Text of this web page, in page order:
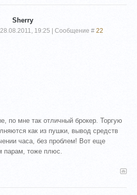
Sherry
19:25 | Сообщение # 22
по мне так отличный брокер. Торгую
как из пушки, вывод средств
часа, без проблем! Вот еще
парам, тоже плюс.